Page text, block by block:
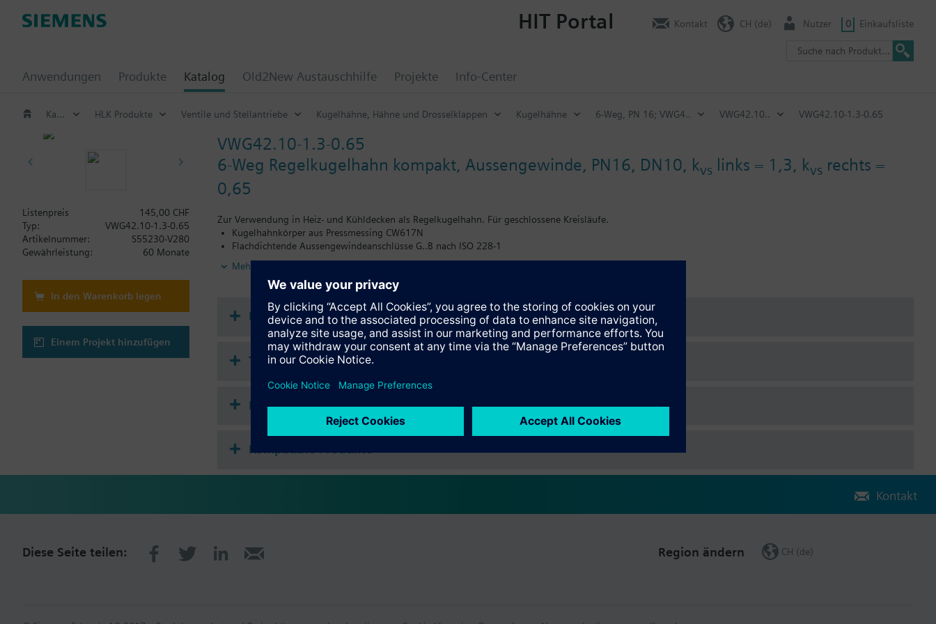
Anwendungen Produkte Katalog Old2New Austauschhilfe Projekte Info-Center
HIT Portal Kontakt CH (de) Nutzer 0 Einkaufsliste
Katalog HLK Produkte Ventile und Stellantriebe Kugelhähne, Hähne und Drosselklappen Kugelhähne 6-Weg, PN 16; VWG4.. VWG42.10.. VWG42.10-1.3-0.65
VWG42.10-1.3-0.65
6-Weg Regelkugelhahn kompakt, Aussengewinde, PN16, DN10, kvs links = 1,3, kvs rechts =
0,65
Zur Verwendung in Heiz- und Kühldecken als Regelkugelhahn. Für geschlossene Kreisläufe.
Kugelhahnkörper aus Pressmessing CW617N
Flachdichtende Aussengewindeanschlüsse G..B nach ISO 228-1
Kombinierbar mit 6-Weg elektromotorischen Drehantrieben für Anwendungen mit Zusatzfunktionen (z.B. Hilfsschalter, Potentiometer)
Mehr
Listenpreis
145,00 CHF
Typ:
VWG42.10-1.3-0.65
Artikelnummer:
S55230-V280
Gewährleistung:
60 Monate
In den Warenkorb legen
Einem Projekt hinzufügen
Dokumente
Technische Daten
Mehrfach wählbares Zubehör
Kompatible Produkte
Kontakt
Diese Seite teilen: Region ändern CH (de)